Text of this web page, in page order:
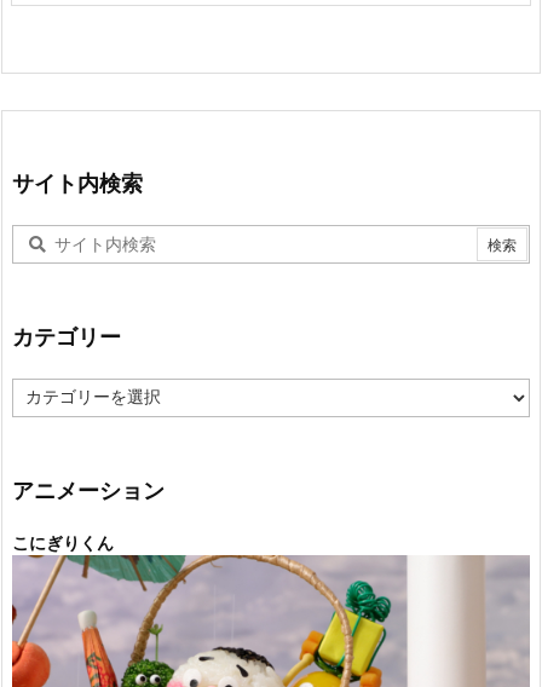
サイト内検索
カテゴリー
テ
ー
アニメーション
こにぎりくん